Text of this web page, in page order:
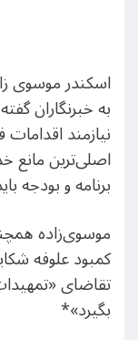
اسکندر موسوی
به خبرنگاران
نیازمند
اصلی‌ترین
برنامه و بودجه
موسوی‌زاده
کمبود علوفه
تقاضای
بگیرد»*